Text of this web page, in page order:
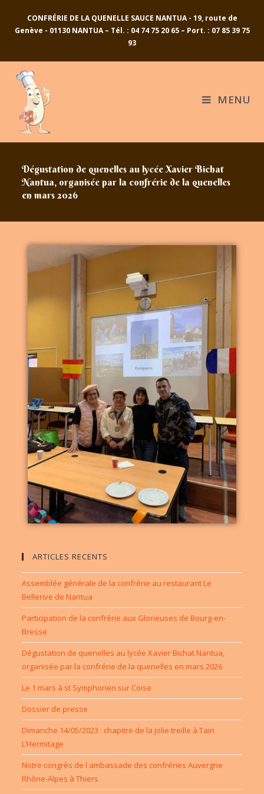
CONFRÉRIE DE LA QUENELLE SAUCE NANTUA - 19, route de
Genève - 01130 NANTUA – Tél. : 04 74 75 20 65 – Port. : 07 85 39 75
93
MENU
Dégustation de quenelles au lycée Xavier Bichat
Nantua, organisée par la confrérie de la quenelles
en mars 2026
ARTICLES RECENTS
Assemblée générale de la confrérie au restaurant Le
Bellerive de Nantua
Participation de la confrérie aux Glorieuses de Bourg-en-
Bresse
Dégustation de quenelles au lycée Xavier Bichat Nantua,
organisée par la confrérie de la quenelles en mars 2026
Le 1 mars à st Symphorien sur Coise
Dossier de presse
Dimanche 14/05/2023 : chapitre de la jolie treille à Tain
L’Hermitage
Notre congrès de l ambassade des confréries Auvergne
Rhône-Alpes à Thiers